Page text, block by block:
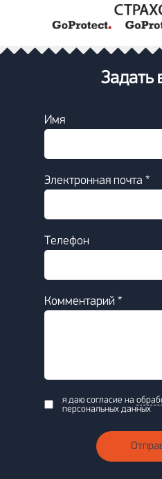
Задать
Имя
Электронная почта *
Телефон
Комментарий *
я даю согласие на
персональных данных